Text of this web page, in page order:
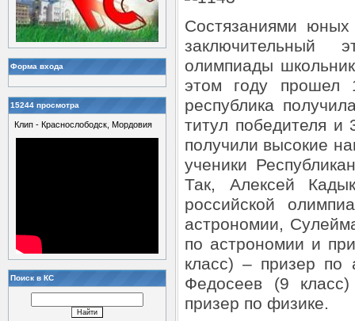
Форма входа
15244 просмотра
Клип - Краснослободск, Мордовия
Поиск в КС
Состязаниями
заключительный
олимпиады
этом году прошел
республика
титул победителя
получили высокие
ученики
Так, Алексей
российской
астрономии,
по астрономии и
класс) – призер
Федосеев (9
призер по физике.